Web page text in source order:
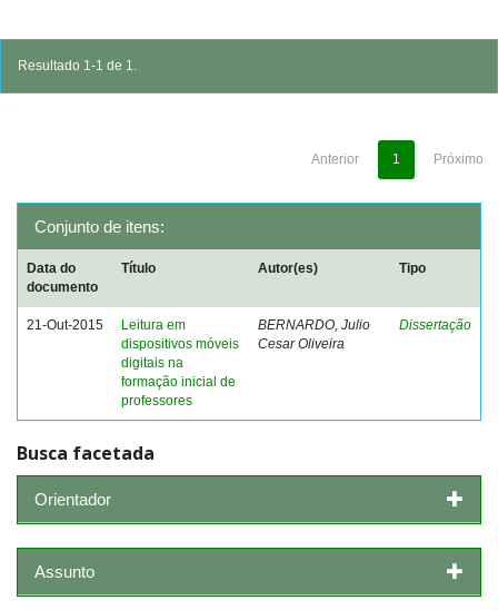
Resultado 1-1 de 1.
Anterior 1 Próximo
Conjunto de itens:
Data do
documento
Título Autor(es) Tipo
21-Out-2015
Leitura em
dispositivos móveis
digitais na
formação inicial de
professores
BERNARDO, Julio
Cesar Oliveira
Dissertação
Busca facetada
Orientador
Assunto